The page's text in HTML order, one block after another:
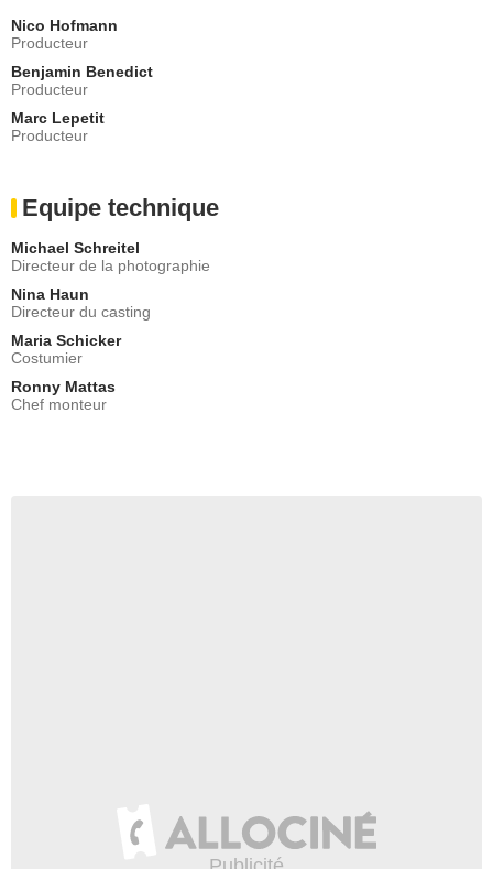
Nico Hofmann
Producteur
Benjamin Benedict
Producteur
Marc Lepetit
Producteur
Equipe technique
Michael Schreitel
Directeur de la photographie
Nina Haun
Directeur du casting
Maria Schicker
Costumier
Ronny Mattas
Chef monteur